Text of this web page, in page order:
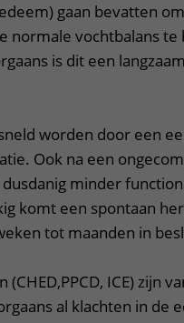
gaan bevatten
normale vochtbalans te
is dit een
worden door een
Ook na een
minder
komt een spontaan
tot maanden in
ICE) zijn
al klachten in de